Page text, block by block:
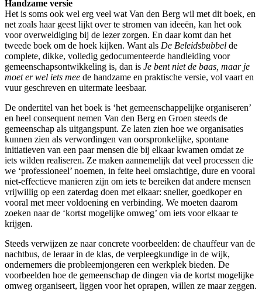
Handzame versie
Het is soms ook wel erg veel wat Van den Berg wil met dit boek, en
net zoals haar geest lijkt over te stromen van ideeën, kan het ook
voor overweldiging bij de lezer zorgen. En daar komt dan het
tweede boek om de hoek kijken. Want als De Beleidsbubbel de
complete, dikke, volledig gedocumenteerde handleiding voor
gemeenschapsontwikkeling is, dan is Je bent niet de baas, maar je
moet er wel iets mee de handzame en praktische versie, vol vaart en
vuur geschreven en uitermate leesbaar.
De ondertitel van het boek is ‘het gemeenschappelijke organiseren’
en heel consequent nemen Van den Berg en Groen steeds de
gemeenschap als uitgangspunt. Ze laten zien hoe we organisaties
kunnen zien als verwordingen van oorspronkelijke, spontane
initiatieven van een paar mensen die bij elkaar kwamen omdat ze
iets wilden realiseren. Ze maken aannemelijk dat veel processen die
we ‘professioneel’ noemen, in feite heel omslachtige, dure en vooral
niet-effectieve manieren zijn om iets te bereiken dat andere mensen
vrijwillig op een zaterdag doen met elkaar: sneller, goedkoper en
vooral met meer voldoening en verbinding. We moeten daarom
zoeken naar de ‘kortst mogelijke omweg’ om iets voor elkaar te
krijgen.
Steeds verwijzen ze naar concrete voorbeelden: de chauffeur van de
nachtbus, de leraar in de klas, de verpleegkundige in de wijk,
ondernemers die probleemjongeren een werkplek bieden. De
voorbeelden hoe de gemeenschap de dingen via de kortst mogelijke
omweg organiseert, liggen voor het oprapen, willen ze maar zeggen.